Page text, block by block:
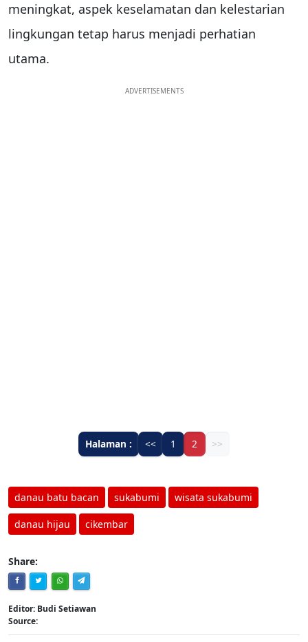
meningkat, aspek keselamatan dan kelestarian
lingkungan tetap harus menjadi perhatian
utama.
ADVERTISEMENTS
Halaman : << 1 2 >>
danau batu bacan sukabumi wisata sukabumi
danau hijau cikembar
Share:
Editor: Budi Setiawan
Source: